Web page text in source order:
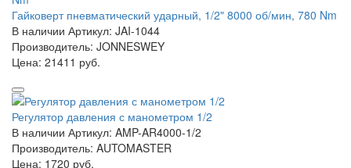
Гайковерт пневматический ударный, 1/2" 8000 об/мин, 780 Nm
В наличии Артикул: JAI-1044
Производитель: JONNESWEY
Цена: 21411 руб.
Регулятор давления с манометром 1/2
В наличии Артикул: AMP-AR4000-1/2
Производитель: AUTOMASTER
Цена: 1720 руб.